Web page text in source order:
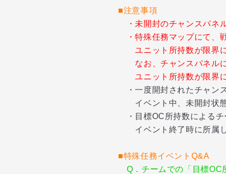
■注意事項
・未開封のチャンスパネ
・特殊任務マップにて
ユニット所持数が限界に
なお、チャンスパネル
ユニット所持数が限界に
・一度開封されたチャン
イベント中、未開封状態
・目標OC所持数によるチ
イベント終了時に所属し
■特殊任務イベントQ&A
Q．チームでの「目標OC